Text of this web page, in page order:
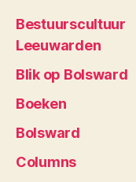
Bestuurscultuur
Leeuwarden
Blik op Bolsward
Boeken
Bolsward
Columns